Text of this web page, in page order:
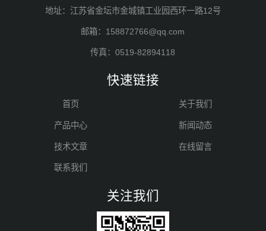
地址：江苏省金坛市金城镇工业园西环一路12号
邮箱：158872766@qq.com
传真：0519-82894118
快速链接
首页 关于我们
产品中心 新闻动态
技术文章 在线留言
联系我们
关注我们